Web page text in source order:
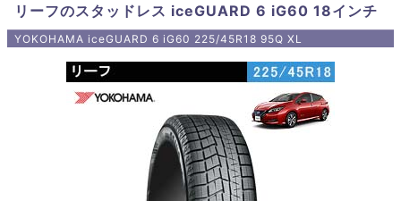
リーフのスタッドレス iceGUARD 6 iG60 18インチ
YOKOHAMA iceGUARD 6 iG60 225/45R18 95Q XL